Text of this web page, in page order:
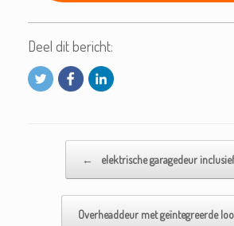
Deel dit bericht:
← elektrische garagedeur
Overheaddeur met geïntegreerde